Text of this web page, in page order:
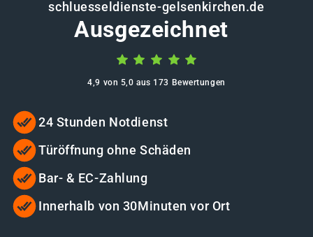
schluesseldienste-gelsenkirchen.de
Ausgezeichnet
4,9 von 5,0 aus 173 Bewertungen
24 Stunden Notdienst
Türöffnung ohne Schäden
Bar- & EC-Zahlung
Innerhalb von 30Minuten vor Ort